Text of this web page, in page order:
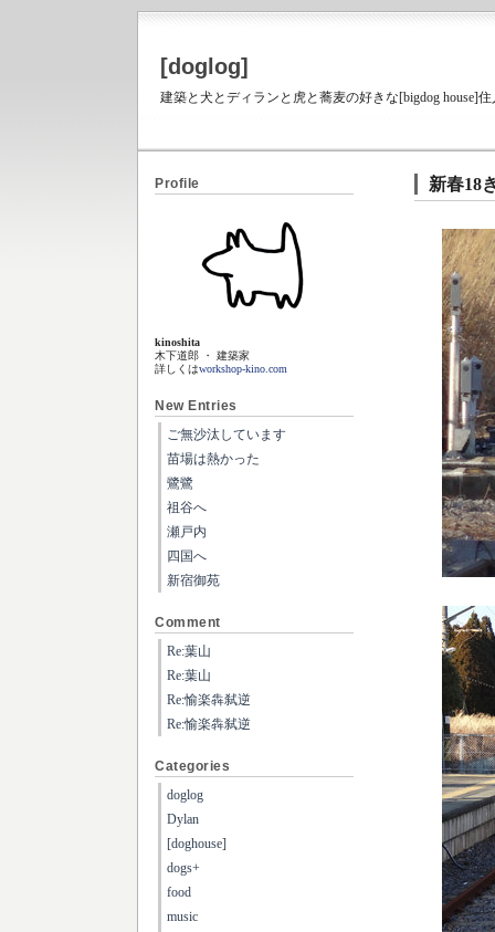
[doglog]
建築と犬とディランと虎と蕎麦の好きな[bigdog house]
新春18
Profile
kinoshita
木下道郎 ・ 建築家
詳しくはworkshop-kino.com
New Entries
ご無沙汰しています
苗場は熱かった
鷺鷺
祖谷へ
瀬戸内
四国へ
新宿御苑
Comment
Re:葉山
Re:葉山
Re:愉楽犇弑逆
Re:愉楽犇弑逆
Categories
doglog
Dylan
[doghouse]
dogs+
food
music